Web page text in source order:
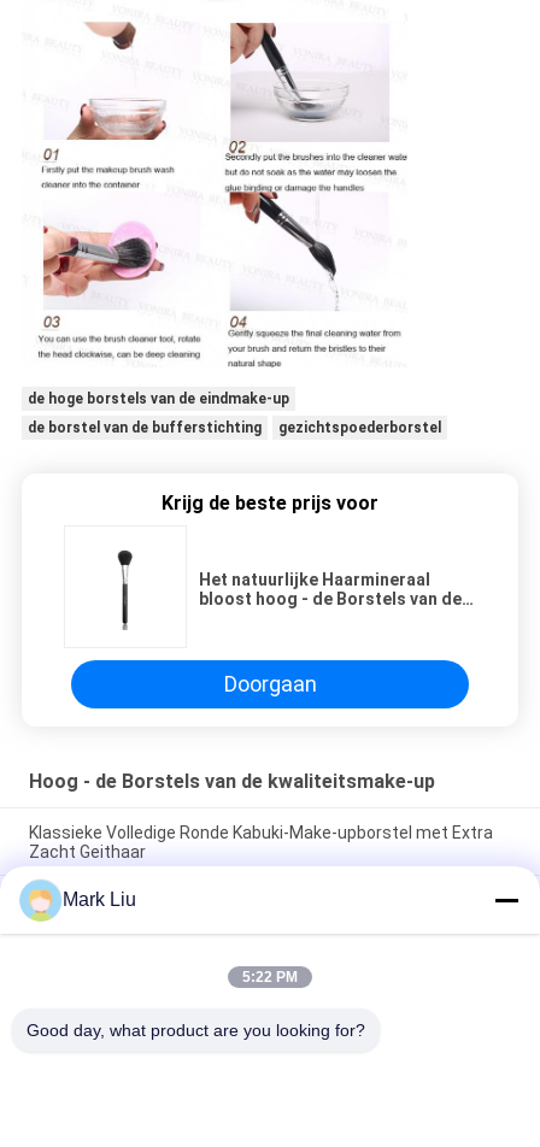
de hoge borstels van de eindmake-up
de borstel van de bufferstichting
gezichtspoederborstel
Krijg de beste prijs voor
Het natuurlijke Haarmineraal
bloost hoog - de Borstels van de
Doorgaan
Hoog - de Borstels van de kwaliteitsmake-up
Klassieke Volledige Ronde Kabuki-Make-upborstel met Extra
Zacht Geithaar
Van de de Ventilatorgeit van de Voniraschoonheid de Grote
Borstel van de het Haarmake-up/Houten de Make-upborstels
van het Handvat Hoge Beëindigen
De ultra Zachte Borstel van de de Wangmake-up van het
Mark Liu
5:22 PM
Good day, what product are you looking for?